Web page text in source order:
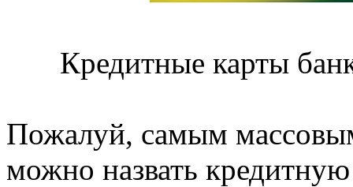
Кредитные карты
Пожалуй, самым
можно назвать